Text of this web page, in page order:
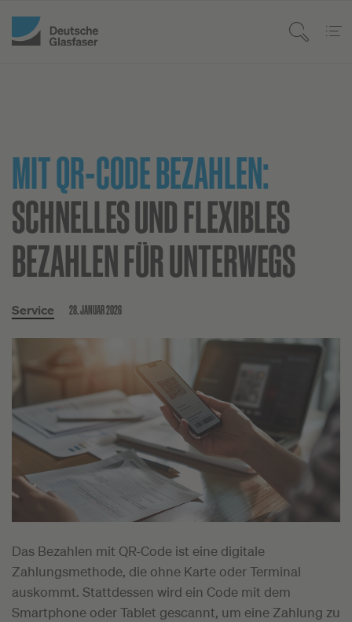
MIT QR-CODE BEZAHLEN:
SCHNELLES UND FLEXIBLES
BEZAHLEN FÜR UNTERWEGS
Service 28. JANUAR 2026
Das Bezahlen mit QR-Code ist eine digitale
Zahlungsmethode, die ohne Karte oder Terminal
auskommt. Stattdessen wird ein Code mit dem
Smartphone oder Tablet gescannt, um eine Zahlung zu